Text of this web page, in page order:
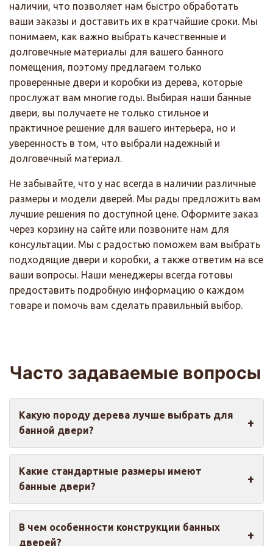
наличии, что позволяет нам быстро обработать
ваши заказы и доставить их в кратчайшие сроки. Мы
понимаем, как важно выбрать качественные и
долговечные материалы для вашего банного
помещения, поэтому предлагаем только
проверенные двери и коробки из дерева, которые
прослужат вам многие годы. Выбирая наши банные
двери, вы получаете не только стильное и
практичное решение для вашего интерьера, но и
уверенность в том, что выбрали надежный и
долговечный материал.
Не забывайте, что у нас всегда в наличии различные
размеры и модели дверей. Мы рады предложить вам
лучшие решения по доступной цене. Оформите заказ
через корзину на сайте или позвоните нам для
консультации. Мы с радостью поможем вам выбрать
подходящие двери и коробки, а также ответим на все
ваши вопросы. Наши менеджеры всегда готовы
предоставить подробную информацию о каждом
товаре и помочь вам сделать правильный выбор.
Часто задаваемые вопросы
Какую породу дерева лучше выбрать для
банной двери?
липа, которая меньше нагревается, не выделяет
смол при высоких температурах и приятна на
ощупь даже в разогретом состоянии.
Термообработанная липа обладает повышенной
устойчивостью к влаге и температурным
Какие стандартные размеры имеют
банные двери?
Стандартные размеры банных дверей
отличаются от межкомнатных: их высота
В чем особенности конструкции банных
дверей?